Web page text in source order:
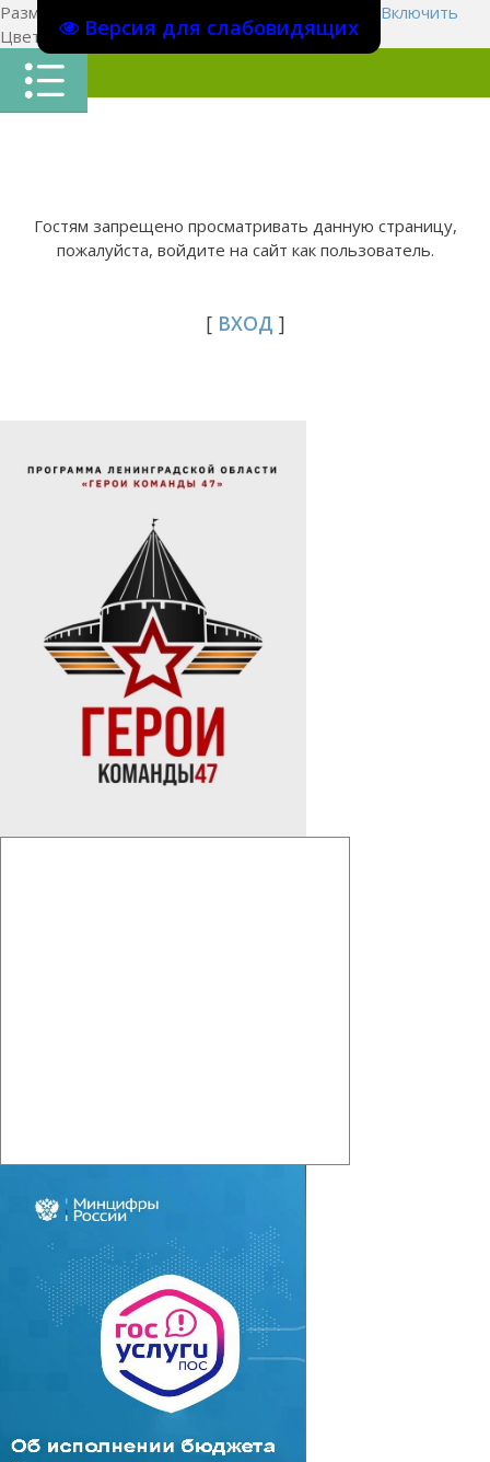
Версия для слабовидящих
Размер шрифта:
Включить
Цвет сайтаЦ Ц Ц Х
Гостям запрещено просматривать данную страницу,
пожалуйста, войдите на сайт как пользователь.
[ ВХОД ]